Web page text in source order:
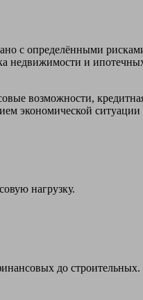
с определёнными
недвижимости и
возможности,
экономической
нагрузку.
до строительных.